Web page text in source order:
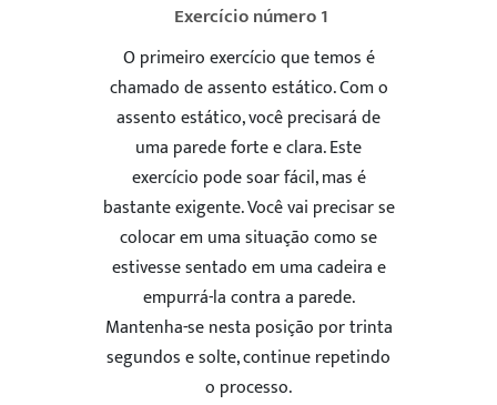
Exercício número 1
O primeiro exercício que temos é
chamado de assento estático. Com o
assento estático, você precisará de
uma parede forte e clara. Este
exercício pode soar fácil, mas é
bastante exigente. Você vai precisar se
colocar em uma situação como se
estivesse sentado em uma cadeira e
empurrá-la contra a parede.
Mantenha-se nesta posição por trinta
segundos e solte, continue repetindo
o processo.